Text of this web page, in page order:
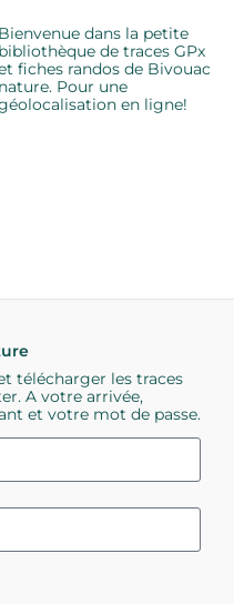
Bienvenue dans la petite
bibliothèque de traces GPx
fiches randos de Bivouac
nature. Pour une
en ligne!
télécharger les traces
A votre arrivée,
et votre mot de passe.